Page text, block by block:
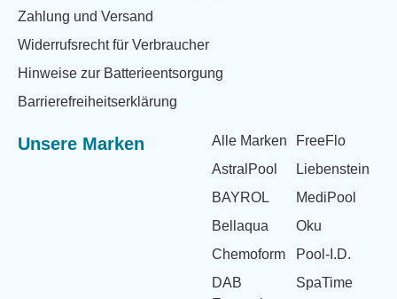
Zahlung und Versand
Widerrufsrecht für Verbraucher
Hinweise zur Batterieentsorgung
Barrierefreiheitserklärung
Unsere Marken
Alle Marken
AstralPool
BAYROL
Bellaqua
Chemoform
DAB
FreeFlo
Liebenstein
MediPool
Oku
Pool-I.D.
SpaTime